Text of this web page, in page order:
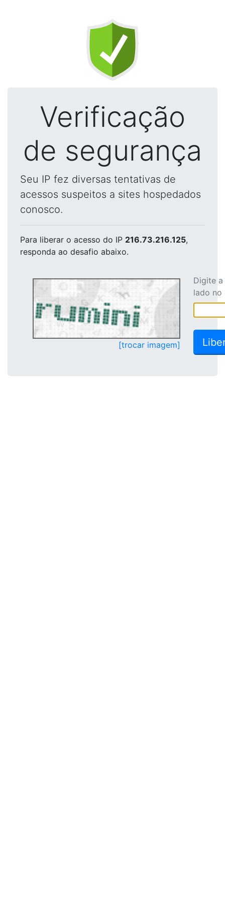
Verificação
de segurança
Seu IP fez diversas tentativas de
acessos suspeitos a sites hospedados
conosco.
Para liberar o acesso do IP 216.73.216.125,
responda ao desafio abaixo.
[trocar imagem]
Digite
lado no